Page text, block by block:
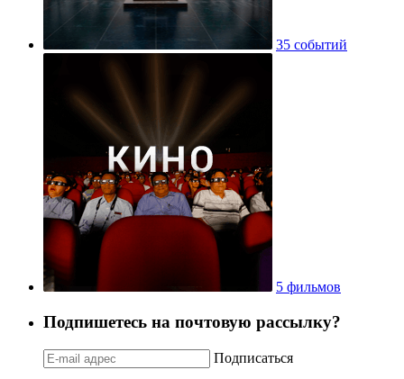
35 событий
5 фильмов
Подпишетесь на почтовую рассылку?
Подписаться